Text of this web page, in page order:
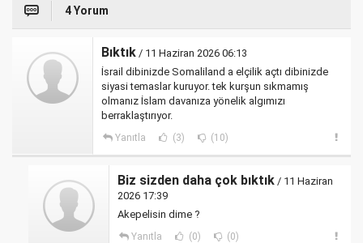
4 Yorum
Bıktık / 11 Haziran 2026 06:13
İsrail dibinizde Somaliland a elçilik açtı dibinizde
siyasi temaslar kuruyor. tek kurşun sıkmamış
olmanız İslam davanıza yönelik algımızı
berraklaştırıyor.
Yanıtla (3) (10)
Biz sizden daha çok bıktık / 11 Haziran
2026 17:39
Akepelisin dime ?
Yanıtla (0) (0)